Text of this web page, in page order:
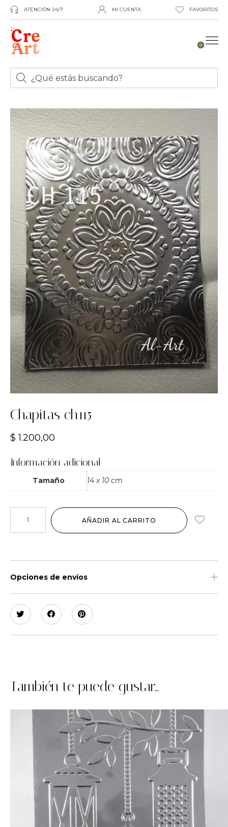
ATENCIÓN 24/7 MI CUENTA FAVORITOS
0
Chapitas ch115
$ 1.200,00
Información adicional
Tamaño 14 x 10 cm
AÑADIR AL CARRITO
Opciones de envíos
También te puede gustar...